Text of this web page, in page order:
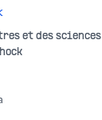
et des sciences